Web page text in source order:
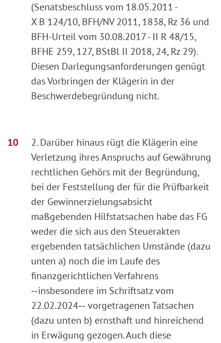
(Senatsbeschluss vom 18.05.2011 -
X B 124/10, BFH/NV 2011, 1838, Rz 36 und
BFH-Urteil vom 30.08.2017 - II R 48/15,
BFHE 259, 127, BStBl II 2018, 24, Rz 29).
Diesen Darlegungsanforderungen genügt
das Vorbringen der Klägerin in der
Beschwerdebegründung nicht.
2. Darüber hinaus rügt die Klägerin eine
Verletzung ihres Anspruchs auf Gewährung
rechtlichen Gehörs mit der Begründung,
bei der Feststellung der für die Prüfbarkeit
der Gewinnerzielungsabsicht
maßgebenden Hilfstatsachen habe das FG
weder die sich aus den Steuerakten
ergebenden tatsächlichen Umstände (dazu
unten a) noch die im Laufe des
finanzgerichtlichen Verfahrens
‑‑insbesondere im Schriftsatz vom
22.02.2024‑‑ vorgetragenen Tatsachen
(dazu unten b) ernsthaft und hinreichend
in Erwägung gezogen. Auch diese